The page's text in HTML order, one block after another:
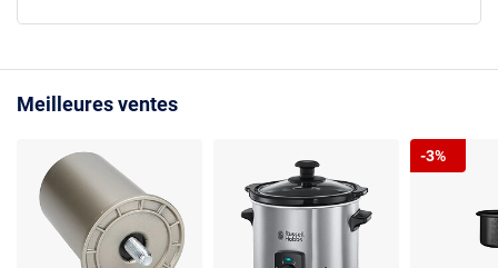
Meilleures ventes
-3%